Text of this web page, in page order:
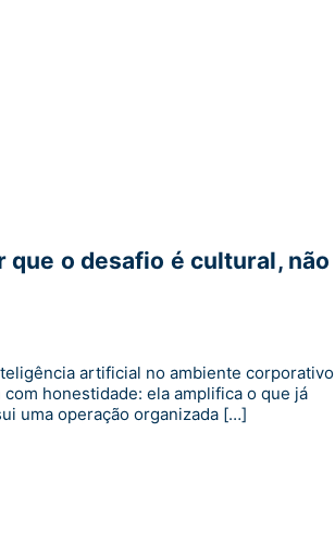
que o desafio é cultural, não
artificial no ambiente corporativo
honestidade: ela amplifica o que já
uma operação organizada […]